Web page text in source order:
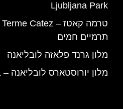
Ljubljana Park
תרמיים חמים
מלון גרנד פלאזה לובליאנה
מלון יורוסטארס לובליאנה – Eurostars uHOTEL